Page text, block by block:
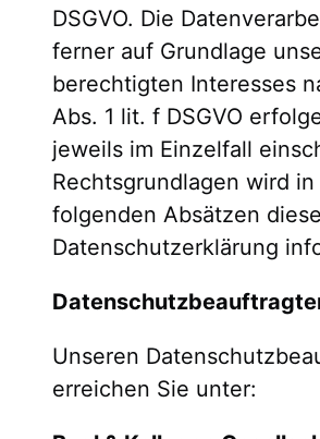
DSGVO. Die
ferner auf Grundlage
berechtigten Interesses
Abs. 1 lit. f DSGVO
jeweils im Einzelfall
Rechtsgrundlagen wird in
folgenden Absätzen
Datenschutzerklärung
Unseren
erreichen Sie unter: